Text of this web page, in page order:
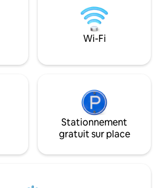
sécheuse,
de
size, d'un lit
Venez
Crown Point!
thanaï bleu-gris
de votre tête d'un
mélange parfait
les arbres et une
Wi-Fi
Stationnement
gratuit sur place